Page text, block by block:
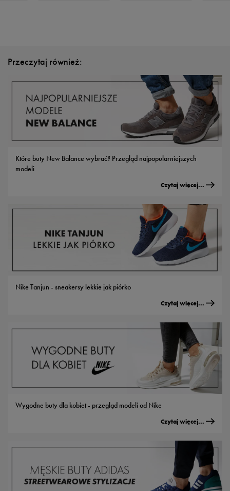
Przeczytaj również:
Które buty New Balance wybrać? Przegląd najpopularniejszych
modeli
Czytaj więcej...
Nike Tanjun - sneakersy lekkie jak piórko
Czytaj więcej...
Wygodne buty dla kobiet - przegląd modeli od Nike
Czytaj więcej...